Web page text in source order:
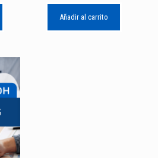
Añadir al carrito